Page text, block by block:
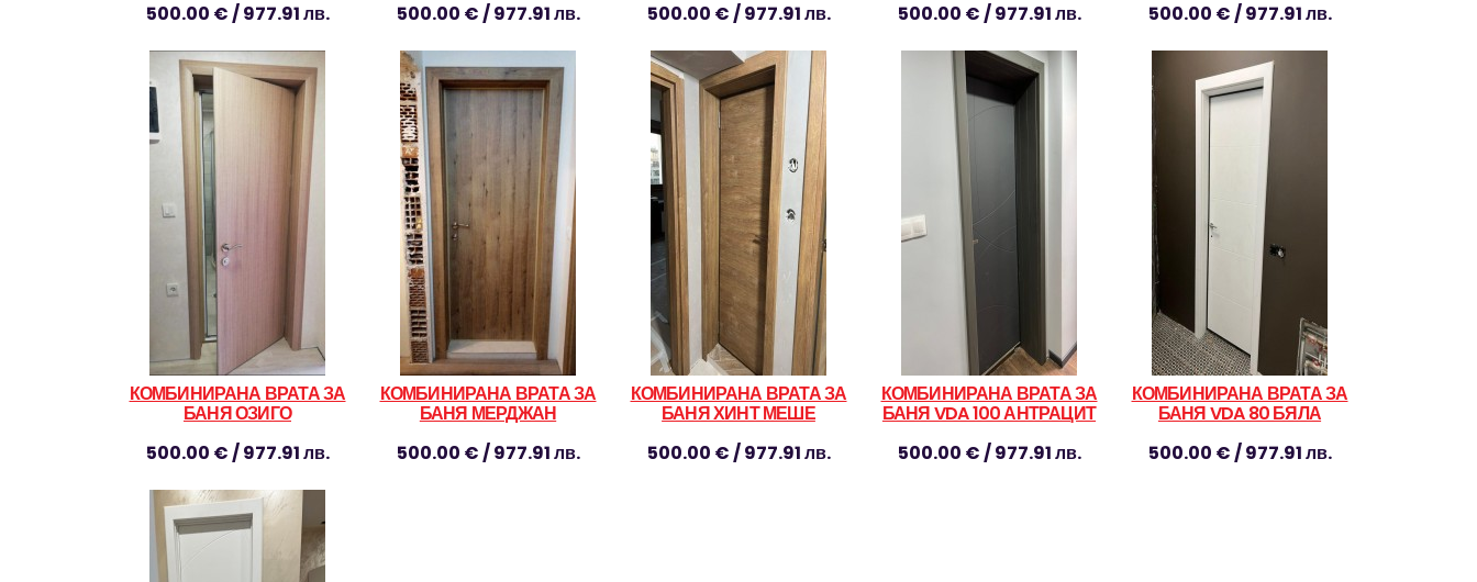
500.00 € / 977.91 лв.
500.00 € / 977.91 лв.
500.00 € / 977.91 лв.
500.00 € / 977.91 лв.
500.00 € / 977.91 лв.
КОМБИНИРАНА ВРАТА ЗА
БАНЯ ОЗИГО
500.00 € / 977.91 лв.
КОМБИНИРАНА ВРАТА ЗА
БАНЯ МЕРДЖАН
500.00 € / 977.91 лв.
КОМБИНИРАНА ВРАТА ЗА
БАНЯ ХИНТ МЕШЕ
500.00 € / 977.91 лв.
КОМБИНИРАНА ВРАТА ЗА
БАНЯ VDA 100 АНТРАЦИТ
500.00 € / 977.91 лв.
КОМБИНИРАНА ВРАТА ЗА
БАНЯ VDA 80 БЯЛА
500.00 € / 977.91 лв.